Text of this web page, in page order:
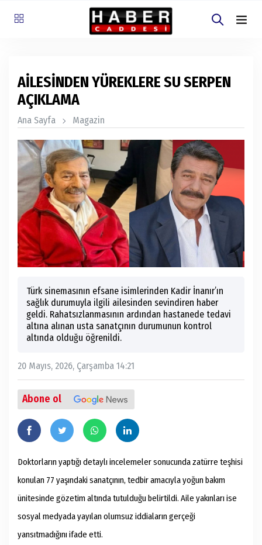
AİLESİNDEN YÜREKLERE SU SERPEN
AÇIKLAMA
Ana Sayfa Magazin
Türk sinemasının efsane isimlerinden Kadir İnanır’ın
sağlık durumuyla ilgili ailesinden sevindiren haber
geldi. Rahatsızlanmasının ardından hastanede tedavi
altına alınan usta sanatçının durumunun kontrol
altında olduğu öğrenildi.
20 Mayıs, 2026, Çarşamba 14:21
Abone ol
Doktorların yaptığı detaylı incelemeler sonucunda zatürre teşhisi
konulan 77 yaşındaki sanatçının, tedbir amacıyla yoğun bakım
ünitesinde gözetim altında tutulduğu belirtildi. Aile yakınları ise
sosyal medyada yayılan olumsuz iddiaların gerçeği
yansıtmadığını ifade etti.